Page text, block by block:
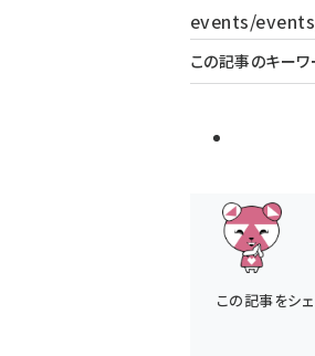
events/
この記事のキーワ
この記事をシ